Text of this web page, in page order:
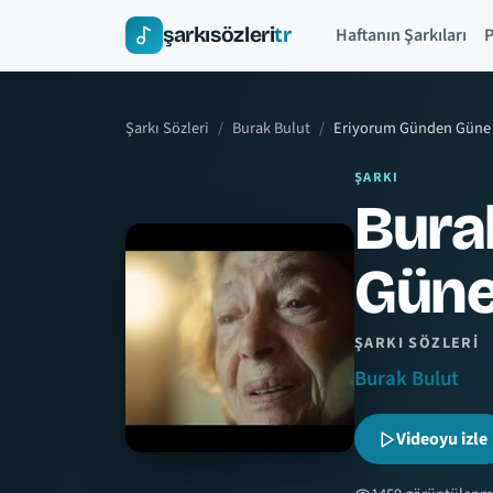
şarkısözleritr Haftanın Şarkıları
Şarkı Sözleri Burak Bulut Eriyorum Günden Güne
ŞARKI
ŞARKI SÖZLERI
Burak Bulut
Videoyu izle